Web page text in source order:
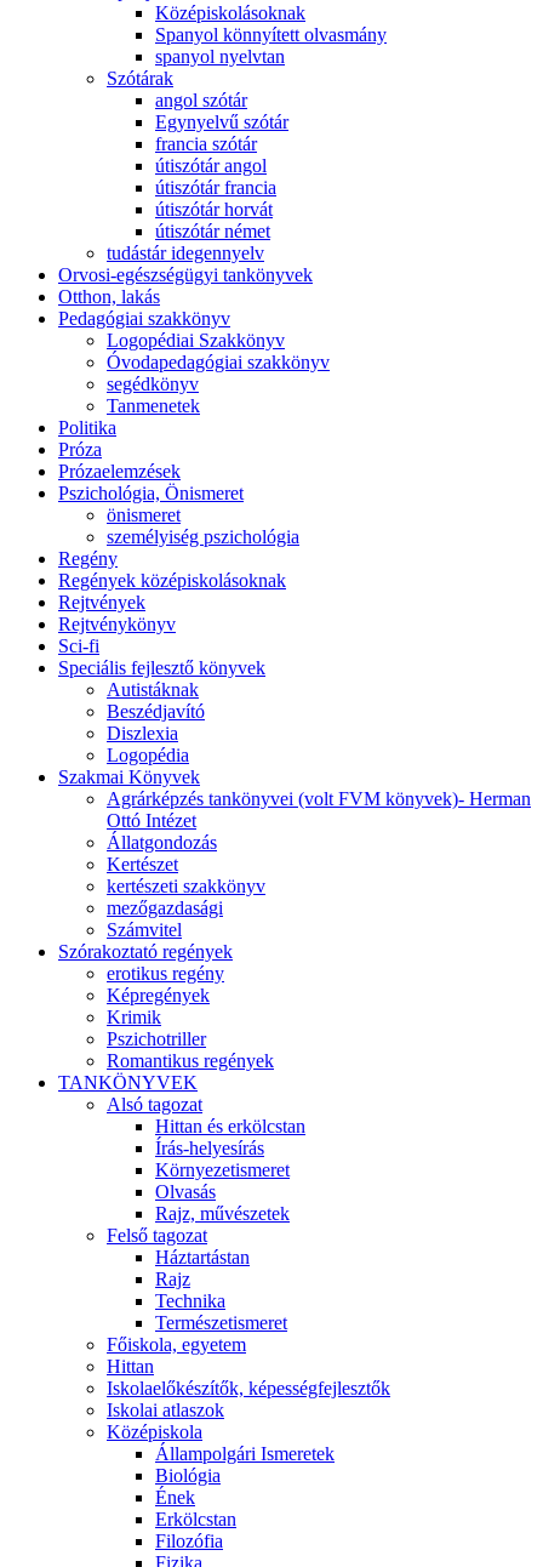
Középiskolásoknak
Spanyol könnyített olvasmány
spanyol nyelvtan
Szótárak
angol szótár
Egynyelvű szótár
francia szótár
útiszótár angol
útiszótár francia
útiszótár horvát
útiszótár német
tudástár idegennyelv
Orvosi-egészségügyi tankönyvek
Otthon, lakás
Pedagógiai szakkönyv
Logopédiai Szakkönyv
Óvodapedagógiai szakkönyv
segédkönyv
Tanmenetek
Politika
Próza
Prózaelemzések
Pszichológia, Önismeret
önismeret
személyiség pszichológia
Regény
Regények középiskolásoknak
Rejtvények
Rejtvénykönyv
Sci-fi
Speciális fejlesztő könyvek
Autistáknak
Beszédjavító
Diszlexia
Logopédia
Szakmai Könyvek
Agrárképzés tankönyvei (volt FVM könyvek)- Herman
Ottó Intézet
Állatgondozás
Kertészet
kertészeti szakkönyv
mezőgazdasági
Számvitel
Szórakoztató regények
erotikus regény
Képregények
Krimik
Pszichotriller
Romantikus regények
TANKÖNYVEK
Alsó tagozat
Hittan és erkölcstan
Írás-helyesírás
Környezetismeret
Olvasás
Rajz, művészetek
Felső tagozat
Háztartástan
Rajz
Technika
Természetismeret
Főiskola, egyetem
Hittan
Iskolaelőkészítők, képességfejlesztők
Iskolai atlaszok
Középiskola
Állampolgári Ismeretek
Biológia
Ének
Erkölcstan
Filozófia
Fizika